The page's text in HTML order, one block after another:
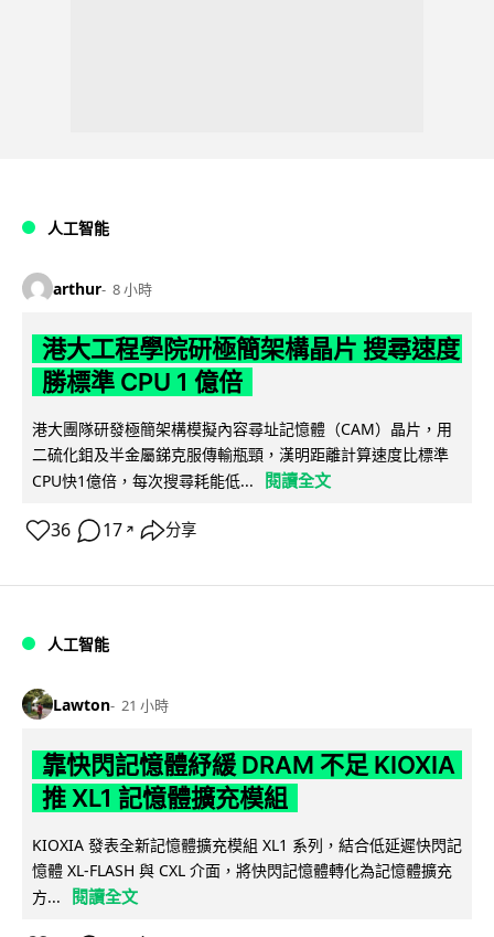
人工智能
arthur 8 小時
港大工程學院研極簡架構晶片 搜尋速度
勝標準 CPU 1 億倍
港大團隊研發極簡架構模擬內容尋址記憶體（CAM）晶片，用
二硫化鉬及半金屬銻克服傳輸瓶頸，漢明距離計算速度比標準
CPU快1億倍，每次搜尋耗能低...
閱讀全文
36 17 ↗ 分享
人工智能
Lawton 21 小時
靠快閃記憶體紓緩 DRAM 不足 KIOXIA
推 XL1 記憶體擴充模組
KIOXIA 發表全新記憶體擴充模組 XL1 系列，結合低延遲快閃記
憶體 XL-FLASH 與 CXL 介面，將快閃記憶體轉化為記憶體擴充
方...
閱讀全文